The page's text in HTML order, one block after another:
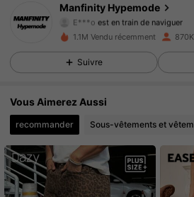
Manfinity Hypemode
est en train de naviguer
4.91
295K Suiveurs
4.91 295K Suiveurs
4.91 295K Suiveurs
4.91
4.91 295K Suiveurs
1.1M Vendu récemment
Suivre
Vous Aimerez Aussi
recommander Sous-vêtements et